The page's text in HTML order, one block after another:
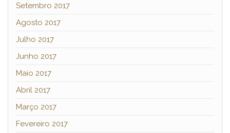
Setembro 2017
Agosto 2017
Julho 2017
Junho 2017
Maio 2017
Abril 2017
Março 2017
Fevereiro 2017